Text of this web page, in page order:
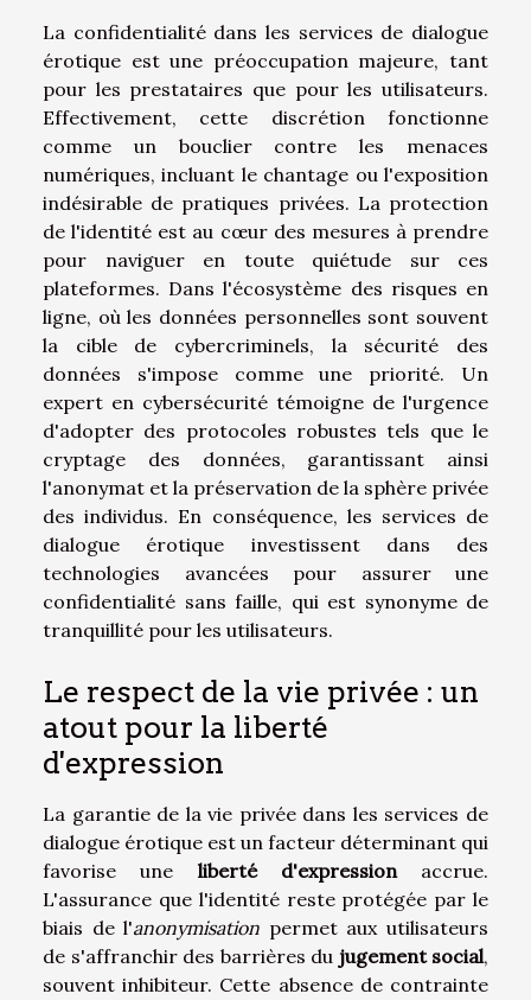
La confidentialité dans les services de dialogue
érotique est une préoccupation majeure, tant
pour les prestataires que pour les utilisateurs.
Effectivement, cette discrétion fonctionne
comme un bouclier contre les menaces
numériques, incluant le chantage ou l'exposition
indésirable de pratiques privées. La protection
de l'identité est au cœur des mesures à prendre
pour naviguer en toute quiétude sur ces
plateformes. Dans l'écosystème des risques en
ligne, où les données personnelles sont souvent
la cible de cybercriminels, la sécurité des
données s'impose comme une priorité. Un
expert en cybersécurité témoigne de l'urgence
d'adopter des protocoles robustes tels que le
cryptage des données, garantissant ainsi
l'anonymat et la préservation de la sphère privée
des individus. En conséquence, les services de
dialogue érotique investissent dans des
technologies avancées pour assurer une
confidentialité sans faille, qui est synonyme de
tranquillité pour les utilisateurs.
Le respect de la vie privée : un
atout pour la liberté
d'expression
La garantie de la vie privée dans les services de
dialogue érotique est un facteur déterminant qui
favorise une liberté d'expressionaccrue.
L'assurance que l'identité reste protégée par le
biais de l'anonymisation permet aux utilisateurs
de s'affranchir des barrières du jugement social,
souvent inhibiteur. Cette absence de contrainte